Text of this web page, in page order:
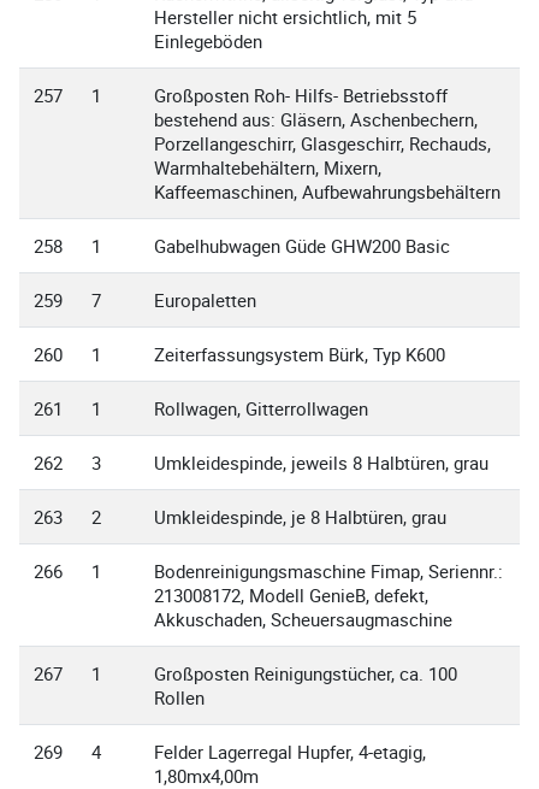
Hersteller nicht ersichtlich, mit 5
Einlegeböden
257 1
Großposten Roh- Hilfs- Betriebsstoff
bestehend aus: Gläsern, Aschenbechern,
Porzellangeschirr, Glasgeschirr, Rechauds,
Warmhaltebehältern, Mixern,
Kaffeemaschinen, Aufbewahrungsbehältern
258 1 Gabelhubwagen Güde GHW200 Basic
259 7 Europaletten
260 1 Zeiterfassungsystem Bürk, Typ K600
261 1 Rollwagen, Gitterrollwagen
262 3 Umkleidespinde, jeweils 8 Halbtüren, grau
263 2 Umkleidespinde, je 8 Halbtüren, grau
266 1
Bodenreinigungsmaschine Fimap, Seriennr.:
213008172, Modell GenieB, defekt,
Akkuschaden, Scheuersaugmaschine
267 1
Großposten Reinigungstücher, ca. 100
Rollen
269 4
Felder Lagerregal Hupfer, 4-etagig,
1,80mx4,00m